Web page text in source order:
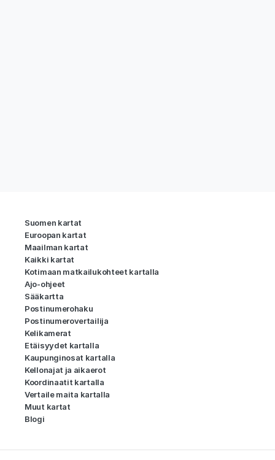
Suomen kartat
Euroopan kartat
Maailman kartat
Kaikki kartat
Kotimaan matkailukohteet kartalla
Ajo-ohjeet
Sääkartta
Postinumerohaku
Postinumerovertailija
Kelikamerat
Etäisyydet kartalla
Kaupunginosat kartalla
Kellonajat ja aikaerot
Koordinaatit kartalla
Vertaile maita kartalla
Muut kartat
Blogi